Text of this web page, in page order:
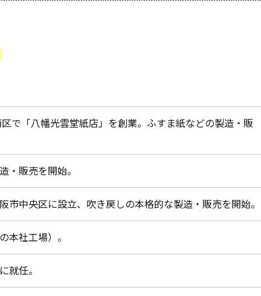
で「八幡光雲堂紙店」を創業。ふすま紙などの製造・販
・販売を開始。
市中央区に設立、吹き戻しの本格的な製造・販売を開始。
本社工場）。
就任。